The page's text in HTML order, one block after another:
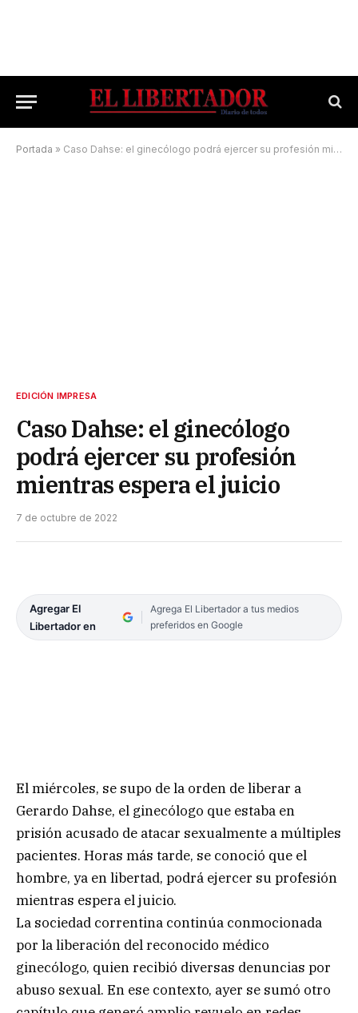
Portada » Caso Dahse: el ginecólogo podrá ejercer su profesión mientras espera el juicio
EDICIÓN IMPRESA
Caso Dahse: el ginecólogo
podrá ejercer su profesión
mientras espera el juicio
7 de octubre de 2022
Agregar El
Libertador en
Agrega El Libertador a tus medios
preferidos en Google
El miércoles, se supo de la orden de liberar a
Gerardo Dahse, el ginecólogo que estaba en
prisión acusado de atacar sexualmente a múltiples
pacientes. Horas más tarde, se conoció que el
hombre, ya en libertad, podrá ejercer su profesión
mientras espera el juicio.
La sociedad correntina continúa conmocionada
por la liberación del reconocido médico
ginecólogo, quien recibió diversas denuncias por
abuso sexual. En ese contexto, ayer se sumó otro